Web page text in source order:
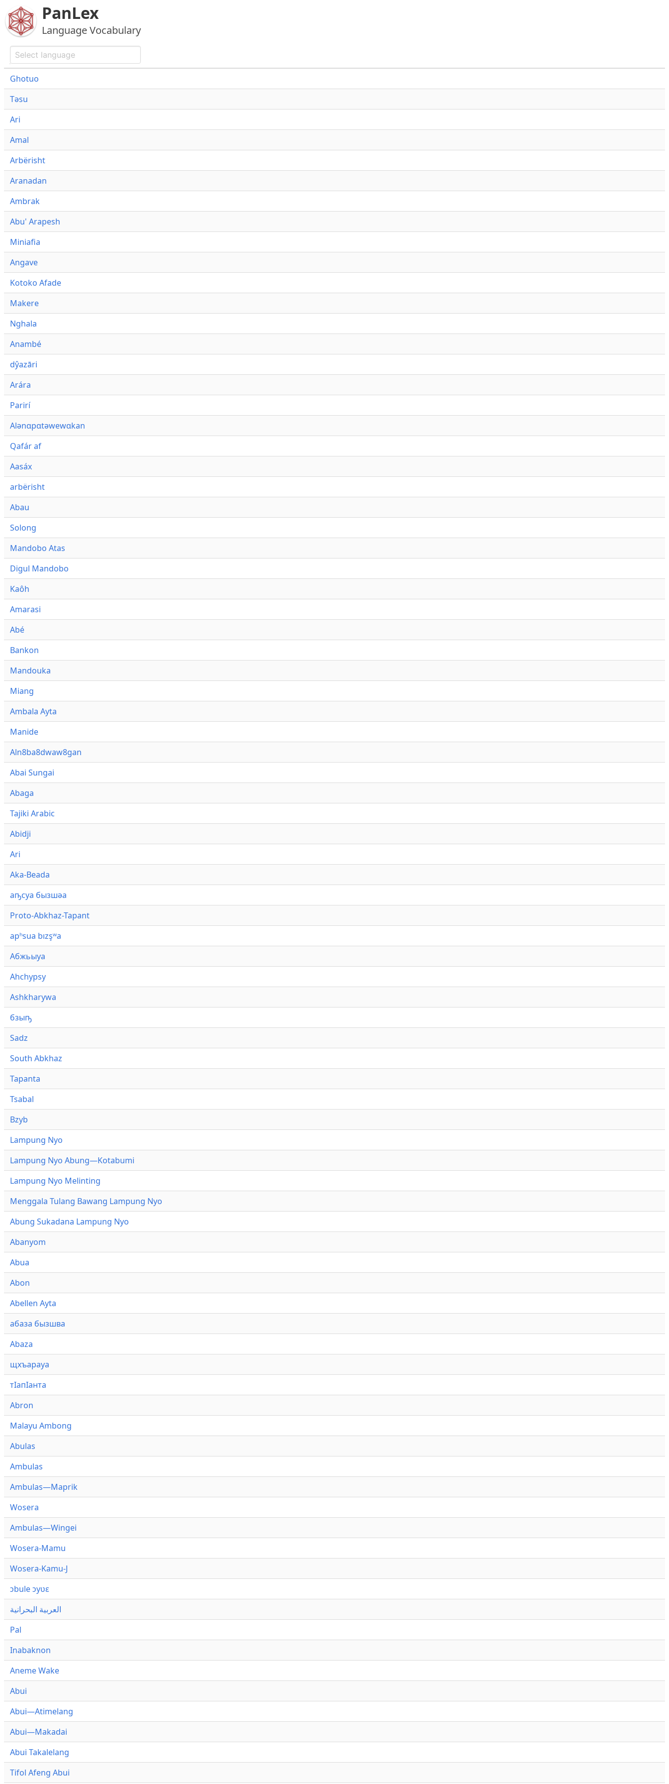
PanLex
Language Vocabulary
Ghotuo
Təsu
Ari
Amal
Arbërisht
Aranadan
Ambrak
Abu' Arapesh
Miniafia
Angave
Kotoko Afade
Makere
Nghala
Anambé
dŷazāri
Arára
Parirí
Alənɑpɑtəwewɑkan
Qafár af
Aasáx
arbërisht
Abau
Solong
Mandobo Atas
Digul Mandobo
Kaôh
Amarasi
Abé
Bankon
Mandouka
Miang
Ambala Ayta
Manide
Aln8ba8dwaw8gan
Abai Sungai
Abaga
Tajiki Arabic
Abidji
Ari
Aka-Beada
аҧсуа бызшәа
Proto-Abkhaz-Tapant
apʰsua bızşʷa
Абжьыуа
Ahchypsy
Ashkharywa
бзыҧ
Sadz
South Abkhaz
Tapanta
Tsabal
Bzyb
Lampung Nyo
Lampung Nyo Abung—Kotabumi
Lampung Nyo Melinting
Menggala Tulang Bawang Lampung Nyo
Abung Sukadana Lampung Nyo
Abanyom
Abua
Abon
Abellen Ayta
абаза бызшва
Abaza
щхъарауа
тӏапӏанта
Abron
Malayu Ambong
Abulas
Ambulas
Ambulas—Maprik
Wosera
Ambulas—Wingei
Wosera-Mamu
Wosera-Kamu-J
ɔbule ɔyʋɛ
العربية البحرانية
Pal
Inabaknon
Aneme Wake
Abui
Abui—Atimelang
Abui—Makadai
Abui Takalelang
Tifol Afeng Abui